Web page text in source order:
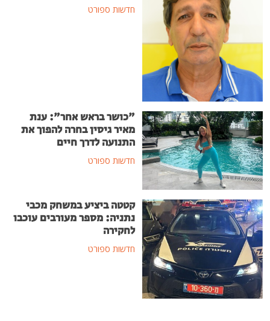
חדשות ספורט
"כושר בראש אחר": ענת
מאיר גיסין בחרה להפוך את
התנועה לדרך חיים
חדשות ספורט
קטטה ביציע במשחק מכבי
נתניה: מספר מעורבים עוכבו
לחקירה
חדשות ספורט